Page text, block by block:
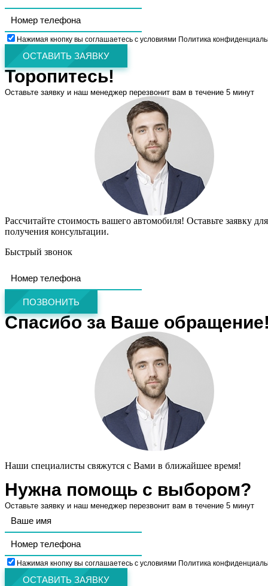
Нажимая кнопку вы соглашаетесь с условиями Политика
ОСТАВИТЬ ЗАЯВКУ
Торопитесь!
Оставьте заявку и наш менеджер перезвонит вам в течение 5 минут
Рассчитайте стоимость вашего автомобиля! Оставьте заявку для
получения консультации.
Быстрый звонок
ПОЗВОНИТЬ
Спасибо за Ваше
Наши специалисты свяжутся с Вами в ближайшее время!
Нужна помощь с выбором?
Оставьте заявку и наш менеджер перезвонит вам в течение 5 минут
Нажимая кнопку вы соглашаетесь с условиями Политика
ОСТАВИТЬ ЗАЯВКУ